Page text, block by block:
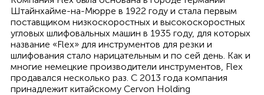
Штайнхайме-на-Мюрре в 1922 году и стала первым
поставщиком низкоскоростных и высокоскоростных
угловых шлифовальных машин в 1935 году, для которых
название «Flex» для инструментов для резки и
шлифования стало нарицательным и по сей день. Как и
многие немецкие производители инструментов, Flex
продавался несколько раз. С 2013 года компания
принадлежит китайскому Cervon Holding